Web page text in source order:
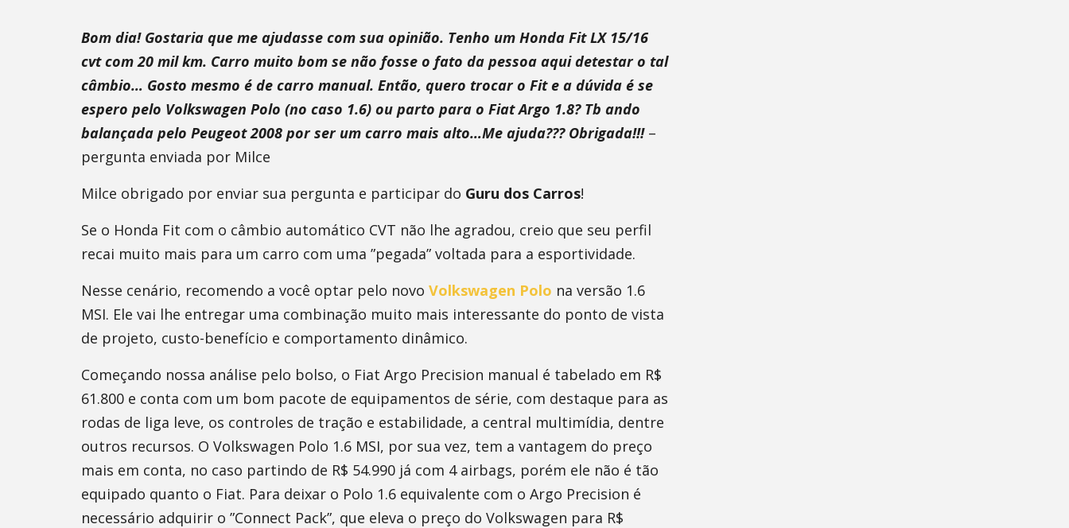
Bom dia! Gostaria que me ajudasse com sua opinião. Tenho um Honda Fit LX 15/16
cvt com 20 mil km. Carro muito bom se não fosse o fato da pessoa aqui detestar o tal
câmbio… Gosto mesmo é de carro manual. Então, quero trocar o Fit e a dúvida é se
espero pelo Volkswagen Polo (no caso 1.6) ou parto para o Fiat Argo 1.8? Tb ando
balançada pelo Peugeot 2008 por ser um carro mais alto…Me ajuda??? Obrigada!!!–
pergunta enviada por Milce
Milce obrigado por enviar sua pergunta e participar do Guru dos Carros!
Se o Honda Fit com o câmbio automático CVT não lhe agradou, creio que seu perfil
recai muito mais para um carro com uma ”pegada” voltada para a esportividade.
Nesse cenário, recomendo a você optar pelo novo Volkswagen Polo na versão 1.6
MSI. Ele vai lhe entregar uma combinação muito mais interessante do ponto de vista
de projeto, custo-benefício e comportamento dinâmico.
Começando nossa análise pelo bolso, o Fiat Argo Precision manual é tabelado em R$
61.800 e conta com um bom pacote de equipamentos de série, com destaque para as
rodas de liga leve, os controles de tração e estabilidade, a central multimídia, dentre
outros recursos. O Volkswagen Polo 1.6 MSI, por sua vez, tem a vantagem do preço
mais em conta, no caso partindo de R$ 54.990 já com 4 airbags, porém ele não é tão
equipado quanto o Fiat. Para deixar o Polo 1.6 equivalente com o Argo Precision é
necessário adquirir o ”Connect Pack”, que eleva o preço do Volkswagen para R$